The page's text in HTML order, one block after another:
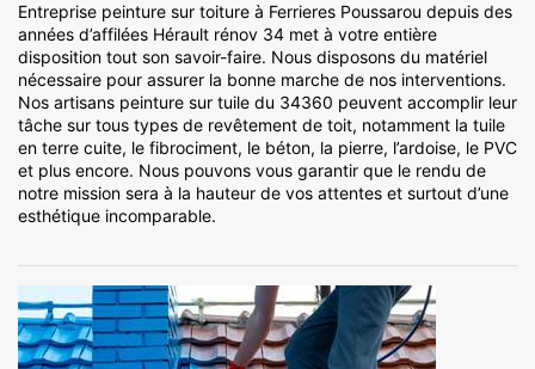
Entreprise peinture sur toiture à Ferrieres Poussarou depuis des
années d’affilées Hérault rénov 34 met à votre entière
disposition tout son savoir-faire. Nous disposons du matériel
nécessaire pour assurer la bonne marche de nos interventions.
Nos artisans peinture sur tuile du 34360 peuvent accomplir leur
tâche sur tous types de revêtement de toit, notamment la tuile
en terre cuite, le fibrociment, le béton, la pierre, l’ardoise, le PVC
et plus encore. Nous pouvons vous garantir que le rendu de
notre mission sera à la hauteur de vos attentes et surtout d’une
esthétique incomparable.